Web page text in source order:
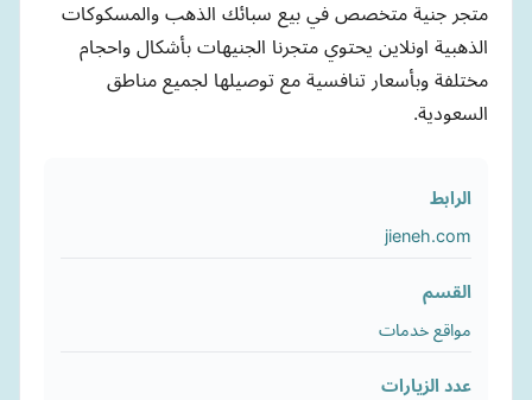
متجر جنية متخصص في بيع سبائك الذهب والمسكوكات
الذهبية اونلاين يحتوي متجرنا الجنيهات بأشكال واحجام
مختلفة وبأسعار تنافسية مع توصيلها لجميع مناطق
السعودية.
الرابط
jieneh.com
القسم
مواقع خدمات
عدد الزيارات